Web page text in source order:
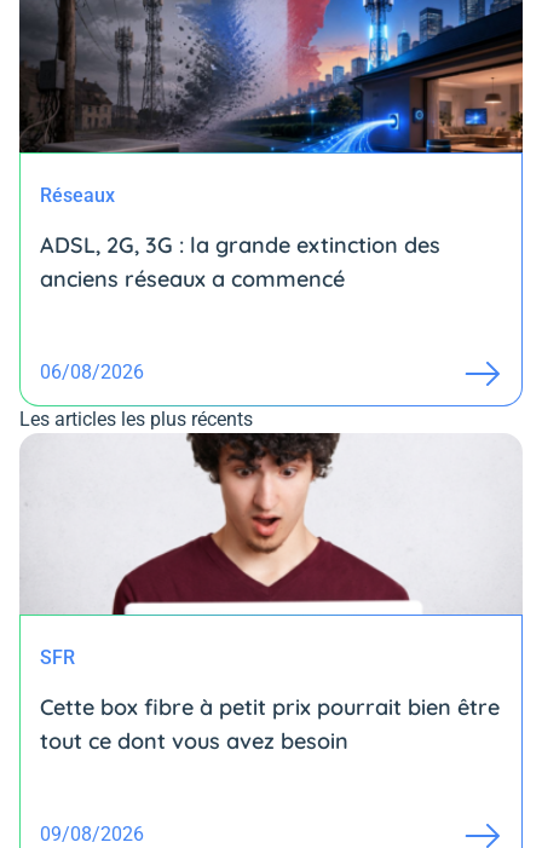
Réseaux
ADSL, 2G, 3G : la grande extinction des
anciens réseaux a commencé
06/08/2026
Les articles les plus récents
SFR
Cette box fibre à petit prix pourrait bien être
tout ce dont vous avez besoin
09/08/2026